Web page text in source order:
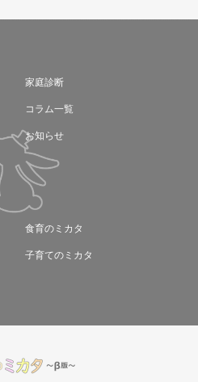
家庭診断
コラム一覧
お知らせ
食育のミカタ
子育てのミカタ